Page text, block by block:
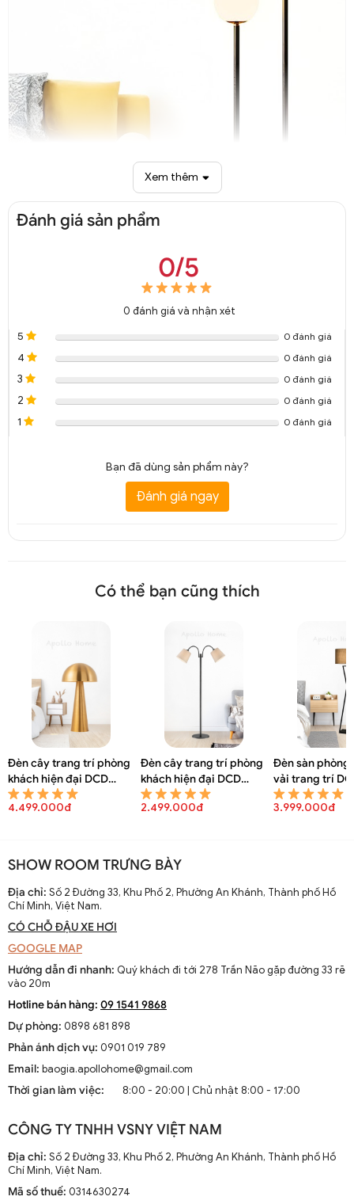
Đèn sàn chao thủy tinh độc đáo trang trí DCD 8072A
Xem thêm
Đánh giá sản phẩm
0/5
0 đánh giá và nhận xét
5
0 đánh giá
4 0 đánh giá
3 0 đánh giá
2 0 đánh giá
1 0 đánh giá
Bạn đã dùng sản phẩm này?
Đánh giá ngay
Có thể bạn cũng thích
Đèn cây trang trí phòng
khách hiện đại DCD
8077A
4.499.000đ
Đèn cây trang trí phòng
khách hiện đại DCD
8076A
2.499.000đ
Đèn sàn phòng
vải trang trí
3.999.000đ
SHOW ROOM TRƯNG BÀY
Địa chỉ: Số 2 Đường 33, Khu Phố 2, Phường An Khánh, Thành phố Hồ
Chí Minh, Việt Nam.
CÓ CHỖ ĐẬU XE HƠI
GOOGLE MAP
Hướng dẫn đi nhanh: Quý khách đi tới 278 Trần Não gặp đường 33 rẽ
vào 20m
Hotline bán hàng: 09 1541 9868
Dự phòng: 0898 681 898
Phản ánh dịch vụ: 0901 019 789
Email: baogia.apollohome@gmail.com
Thời gian làm việc:
8:00 - 20:00 | Chủ nhật 8:00 - 17:00
CÔNG TY TNHH VSNY VIỆT NAM
Địa chỉ: Số 2 Đường 33, Khu Phố 2, Phường An Khánh, Thành phố Hồ
Chí Minh, Việt Nam.
Mã số thuế: 0314630274